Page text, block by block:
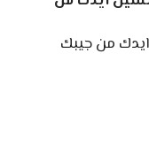
من جيبك